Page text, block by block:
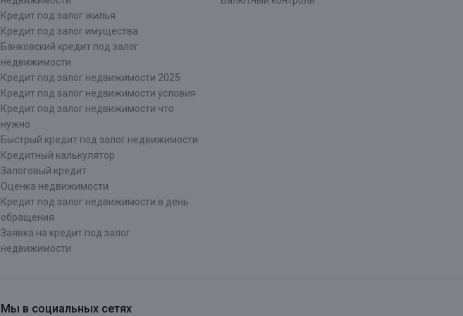
Кредит под залог жилья
Кредит под залог имущества
Банковский кредит под залог
недвижимости
Кредит под залог недвижимости 2025
Кредит под залог недвижимости условия
Кредит под залог недвижимости что
нужно
Быстрый кредит под залог недвижимости
Кредитный калькулятор
Залоговый кредит
Оценка недвижимости
Кредит под залог недвижимости в день
обращения
Заявка на кредит под залог
недвижимости
Мы в социальных сетях